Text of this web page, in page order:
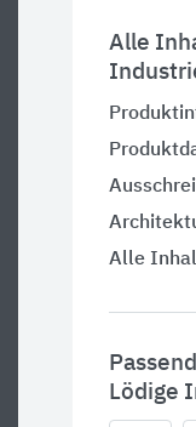
Alle
Alle
Lödige